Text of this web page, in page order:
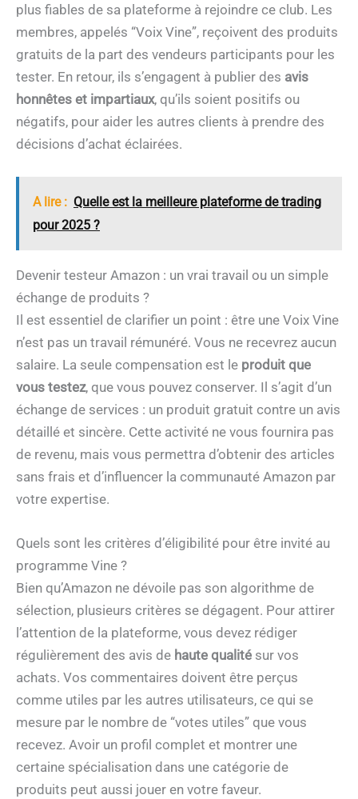
plus fiables de sa plateforme à rejoindre ce club. Les
membres, appelés “Voix Vine”, reçoivent des produits
gratuits de la part des vendeurs participants pour les
tester. En retour, ils s’engagent à publier des avis
honnêtes et impartiaux, qu’ils soient positifs ou
négatifs, pour aider les autres clients à prendre des
décisions d’achat éclairées.
A lire : Quelle est la meilleure plateforme de trading
pour 2025 ?
Devenir testeur Amazon : un vrai travail ou un simple
échange de produits ?
Il est essentiel de clarifier un point : être une Voix Vine
n’est pas un travail rémunéré. Vous ne recevrez aucun
salaire. La seule compensation est le produit que
vous testez, que vous pouvez conserver. Il s’agit d’un
échange de services : un produit gratuit contre un avis
détaillé et sincère. Cette activité ne vous fournira pas
de revenu, mais vous permettra d’obtenir des articles
sans frais et d’influencer la communauté Amazon par
votre expertise.
Quels sont les critères d’éligibilité pour être invité au
programme Vine ?
Bien qu’Amazon ne dévoile pas son algorithme de
sélection, plusieurs critères se dégagent. Pour attirer
l’attention de la plateforme, vous devez rédiger
régulièrement des avis de haute qualité sur vos
achats. Vos commentaires doivent être perçus
comme utiles par les autres utilisateurs, ce qui se
mesure par le nombre de “votes utiles” que vous
recevez. Avoir un profil complet et montrer une
certaine spécialisation dans une catégorie de
produits peut aussi jouer en votre faveur.